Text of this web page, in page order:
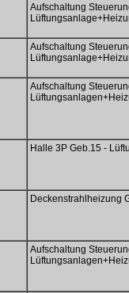
Aufschaltung
Aufschaltung
Aufschaltung
Halle 3P Geb.15 -
Deckenstrahlheizung
Aufschaltung